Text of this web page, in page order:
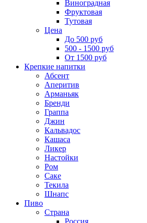
Виноградная
Фруктовая
Тутовая
Цена
До 500 руб
500 - 1500 руб
От 1500 руб
Крепкие напитки
Абсент
Аперитив
Арманьяк
Бренди
Граппа
Джин
Кальвадос
Кашаса
Ликер
Настойки
Ром
Саке
Текила
Шнапс
Пиво
Страна
Россия